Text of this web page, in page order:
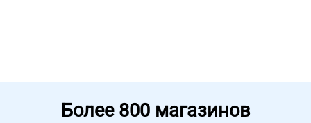
Более 800 магазинов